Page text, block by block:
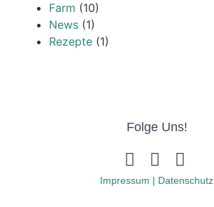
Farm (10)
News (1)
Rezepte (1)
Folge Uns!
Impressum | Datenschutz